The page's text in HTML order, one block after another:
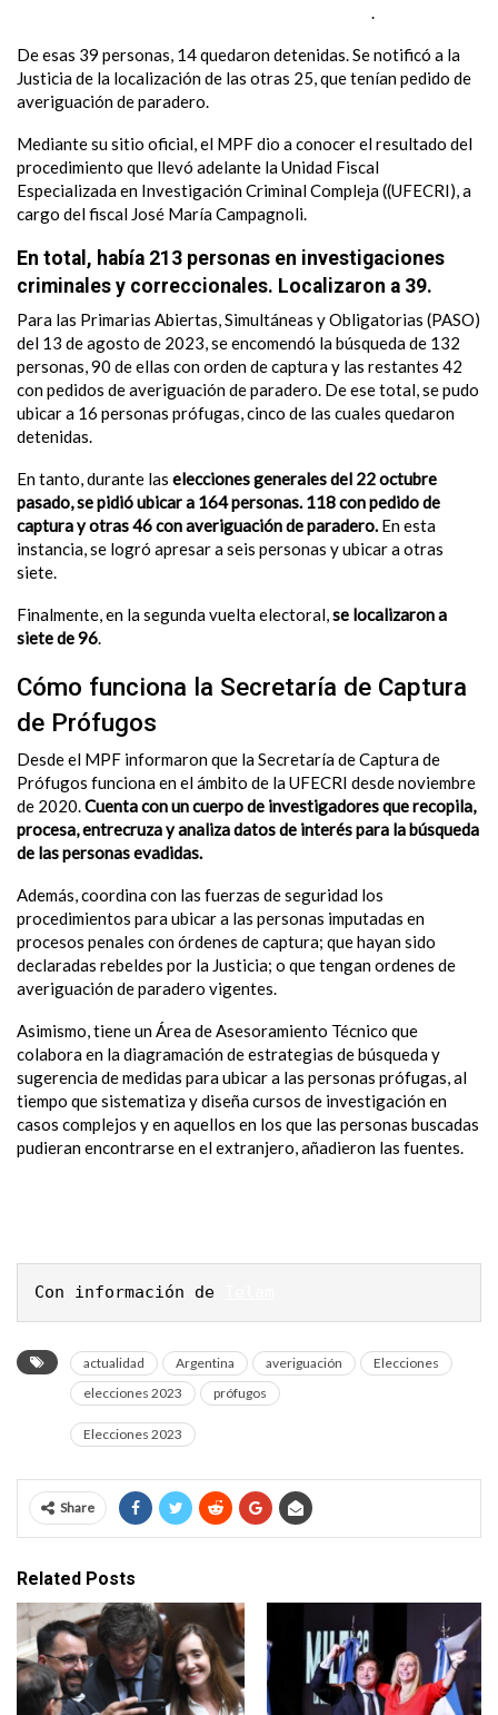
.
De esas 39 personas, 14 quedaron detenidas. Se notificó a la
Justicia de la localización de las otras 25, que tenían pedido de
averiguación de paradero.
Mediante su sitio oficial, el MPF dio a conocer el resultado del
procedimiento que llevó adelante la Unidad Fiscal
Especializada en Investigación Criminal Compleja ((UFECRI), a
cargo del fiscal José María Campagnoli.
En total, había 213 personas en investigaciones
criminales y correccionales. Localizaron a 39.
Para las Primarias Abiertas, Simultáneas y Obligatorias (PASO)
del 13 de agosto de 2023, se encomendó la búsqueda de 132
personas, 90 de ellas con orden de captura y las restantes 42
con pedidos de averiguación de paradero. De ese total, se pudo
ubicar a 16 personas prófugas, cinco de las cuales quedaron
detenidas.
En tanto, durante las elecciones generales del 22 octubre
pasado, se pidió ubicar a 164 personas. 118 con pedido de
captura y otras 46 con averiguación de paradero.En esta
instancia, se logró apresar a seis personas y ubicar a otras
siete.
Finalmente, en la segunda vuelta electoral,se localizaron a
siete de 96.
Cómo funciona la Secretaría de Captura
de Prófugos
Desde el MPF informaron que la Secretaría de Captura de
Prófugos funciona en el ámbito de la UFECRI desde noviembre
de 2020.Cuenta con un cuerpo de investigadores que recopila,
procesa, entrecruza y analiza datos de interés para la búsqueda
de las personas evadidas.
Además, coordina con las fuerzas de seguridad los
procedimientos para ubicar a las personas imputadas en
procesos penales con órdenes de captura; que hayan sido
declaradas rebeldes por la Justicia; o que tengan ordenes de
averiguación de paradero vigentes.
Asimismo, tiene un Área de Asesoramiento Técnico que
colabora en la diagramación de estrategias de búsqueda y
sugerencia de medidas para ubicar a las personas prófugas, al
tiempo que sistematiza y diseña cursos de investigación en
casos complejos y en aquellos en los que las personas buscadas
pudieran encontrarse en el extranjero, añadieron las fuentes.
Con información de
actualidad Argentina averiguación
Elecciones
elecciones 2023
prófugos
Elecciones 2023
Share
Related Posts